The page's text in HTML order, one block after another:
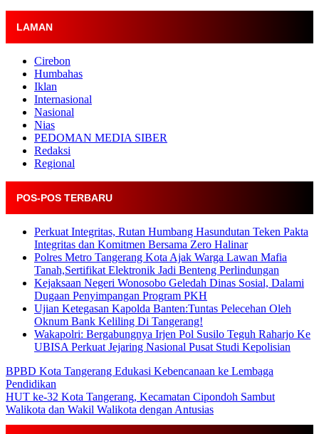
LAMAN
Cirebon
Humbahas
Iklan
Internasional
Nasional
Nias
PEDOMAN MEDIA SIBER
Redaksi
Regional
POS-POS TERBARU
Perkuat Integritas, Rutan Humbang Hasundutan Teken Pakta
Integritas dan Komitmen Bersama Zero Halinar
Polres Metro Tangerang Kota Ajak Warga Lawan Mafia
Tanah,Sertifikat Elektronik Jadi Benteng Perlindungan
Kejaksaan Negeri Wonosobo Geledah Dinas Sosial, Dalami
Dugaan Penyimpangan Program PKH
Ujian Ketegasan Kapolda Banten:Tuntas Pelecehan Oleh
Oknum Bank Keliling Di Tangerang!
Wakapolri: Bergabungnya Irjen Pol Susilo Teguh Raharjo Ke
UBISA Perkuat Jejaring Nasional Pusat Studi Kepolisian
BPBD Kota Tangerang Edukasi Kebencanaan ke Lembaga
Pendidikan
HUT ke-32 Kota Tangerang, Kecamatan Cipondoh Sambut
Walikota dan Wakil Walikota dengan Antusias